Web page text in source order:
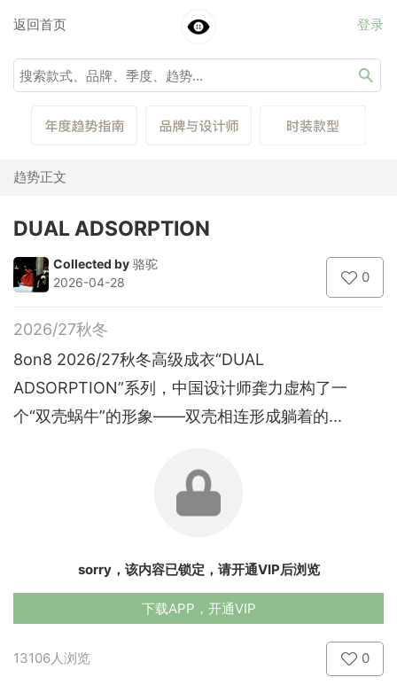
返回首页 登录
趋势正文
DUAL ADSORPTION
Collected by 骆驼
2026-04-28
0
2026/27秋冬
8on8 2026/27秋冬高级成衣“DUAL
ADSORPTION”系列，中国设计师龚力虚构了一
个“双壳蜗牛”的形象——双壳相连形成躺着的...
sorry，该内容已锁定，请开通VIP后浏览
下载APP，开通VIP
13106人浏览 0